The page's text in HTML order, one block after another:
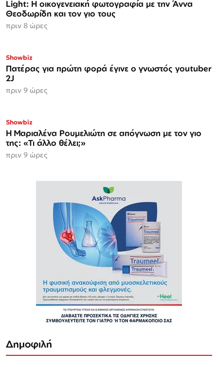
Light: Η οικογενειακή φωτογραφία με την Άννα
Θεοδωρίδη και τον γιο τους
πριν 8 ώρες
Showbiz
Πατέρας για πρώτη φορά έγινε ο γνωστός youtuber
2J
πριν 9 ώρες
Showbiz
H Μαριαλένα Ρουμελιώτη σε απόγνωση με τον γιο
της: «Τι άλλο θέλει;»
πριν 9 ώρες
Δημοφιλή